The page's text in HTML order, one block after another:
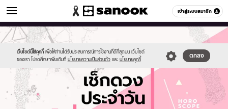
เข้าสู่ระบบสมาชิก
ดูดวง หมวดอื่นๆ
เว็บไซต์นี้ใช้คุกกี้ เพื่อให้ท่านได้รับประสบการณ์การใช้งานที่ดีที่สุดบน เว็บไซต์
ของเรา โปรดศึกษาเพิ่มเติมที่ นโยบายความเป็นส่วนตัว และ นโยบายคุกกี้
ตกลง
Sanook
//s.isanook.com/sr/0/images/logo-
new-
sanook.png
600
60
//s.isanook.com/ho/0/ud/fxd/day/daily-
horoscope-
tuesday.jpg